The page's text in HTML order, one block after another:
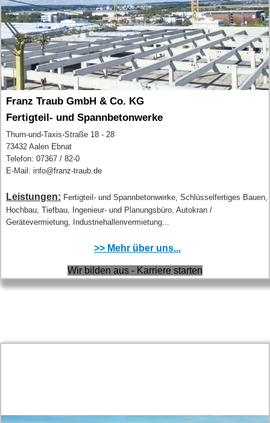
Franz Traub GmbH & Co. KG
Fertigteil- und Spannbetonwerke
Thurn-und-Taxis-Straße 18 - 28
73432 Aalen Ebnat
Telefon: 07367 / 82-0
E-Mail: info@franz-traub.de
Leistungen: Fertigteil- und Spannbetonwerke, Schlüsselfertiges Bauen,
Hochbau, Tiefbau, Ingenieur- und Planungsbüro, Autokran /
Gerätevermietung, Industriehallenvermietung...
>> Mehr über uns...
Wir bilden aus - Karriere starten